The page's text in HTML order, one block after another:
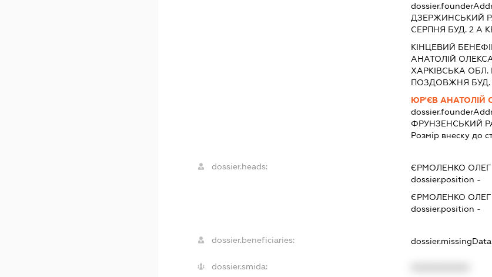
ДЗЕРЖИНСЬКИЙ
СЕРПНЯ БУД. 2 А
КІНЦЕВИЙ
АНАТОЛІЙ
ХАРКІВСЬКА
ПОЗДОВЖНЯ БУД.
ЮР'ЄВ АНАТОЛІЙ
ФРУНЗЕНСЬКИЙ
Розмір внеску до
dossier.heads: ЄРМОЛЕНКО ОЛЕГ
dossier.position -
ЄРМОЛЕНКО ОЛЕГ
dossier.position -
dossier.beneficiaries: dossier.missingData
dossier.smida: